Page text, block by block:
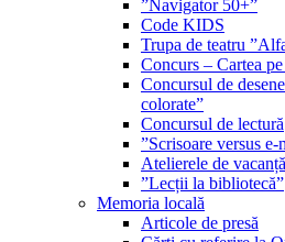
”Navigator 50+”
Code KIDS
Trupa de teatru
Concurs – Cartea
Concursul de
colorate”
Concursul de lectură
”Scrisoare versus e-
Atelierele de vacanță
”Lecții la bibliotecă”
Memoria locală
Articole de presă